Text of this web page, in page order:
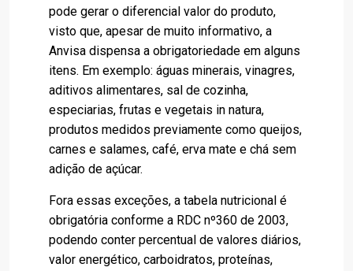
pode gerar o diferencial valor do produto,
visto que, apesar de muito informativo, a
Anvisa dispensa a obrigatoriedade em alguns
itens. Em exemplo: águas minerais, vinagres,
aditivos alimentares, sal de cozinha,
especiarias, frutas e vegetais in natura,
produtos medidos previamente como queijos,
carnes e salames, café, erva mate e chá sem
adição de açúcar.
Fora essas exceções, a tabela nutricional é
obrigatória conforme a RDC nº360 de 2003,
podendo conter percentual de valores diários,
valor energético, carboidratos, proteínas,